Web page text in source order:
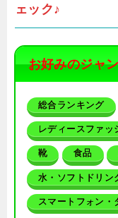
ェック♪
お好みのジャ
総合ランキング
レディースファッ
靴 食品
水・ソフトドリン
スマートフォン・